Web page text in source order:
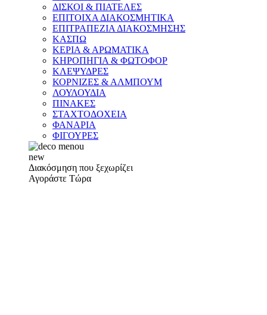
ΔΙΣΚΟΙ & ΠΙΑΤΕΛΕΣ
ΕΠΙΤΟΙΧΑ ΔΙΑΚΟΣΜΗΤΙΚΑ
ΕΠΙΤΡΑΠΕΖΙΑ ΔΙΑΚΟΣΜΗΣΗΣ
ΚΑΣΠΩ
ΚΕΡΙΑ & ΑΡΩΜΑΤΙΚΑ
ΚΗΡΟΠΗΓΙΑ & ΦΩΤΟΦΟΡ
ΚΛΕΨΥΔΡΕΣ
ΚΟΡΝΙΖΕΣ & ΑΛΜΠΟΥΜ
ΛΟΥΛΟΥΔΙΑ
ΠΙΝΑΚΕΣ
ΣΤΑΧΤΟΔΟΧΕΙΑ
ΦΑΝΑΡΙΑ
ΦΙΓΟΥΡΕΣ
new
Διακόσμηση που ξεχωρίζει
Αγοράστε Τώρα